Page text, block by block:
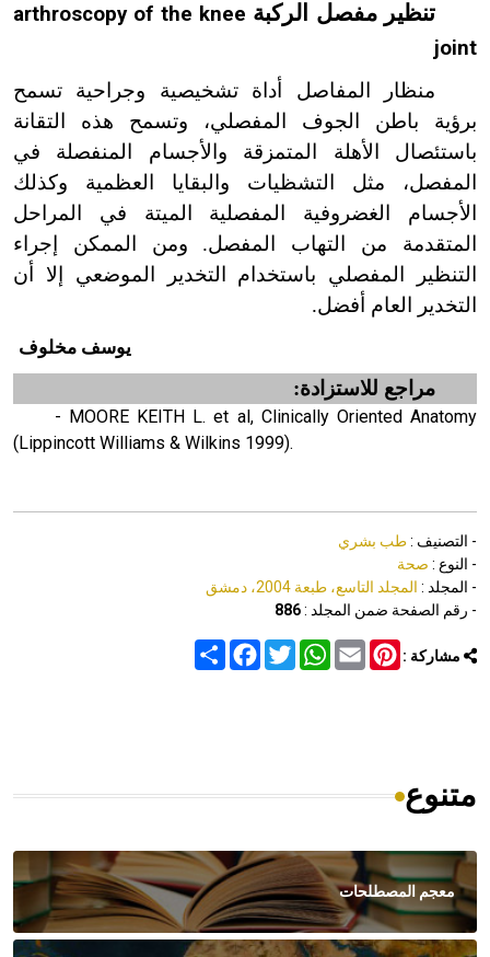
تنظير مفصل الركبة arthroscopy of the knee
joint
منظار المفاصل أداة تشخيصية وجراحية تسمح
برؤية باطن الجوف المفصلي، وتسمح هذه التقانة
باستئصال الأهلة المتمزقة والأجسام المنفصلة في
المفصل، مثل التشظيات والبقايا العظمية وكذلك
الأجسام الغضروفية المفصلية الميتة في المراحل
المتقدمة من التهاب المفصل. ومن الممكن إجراء
التنظير المفصلي باستخدام التخدير الموضعي إلا أن
التخدير العام أفضل.
يوسف مخلوف
مراجع للاستزادة:
- MOORE KEITH L. et al, Clinically Oriented Anatomy
(Lippincott Williams & Wilkins 1999).
- التصنيف :طب بشري
- النوع : صحة
- المجلد : المجلد التاسع، طبعة 2004، دمشق
- رقم الصفحة ضمن المجلد :886
مشاركة : Share
FacebookTwitter
WhatsAppEmail
Pinterest
متنوع
معجم المصطلحات